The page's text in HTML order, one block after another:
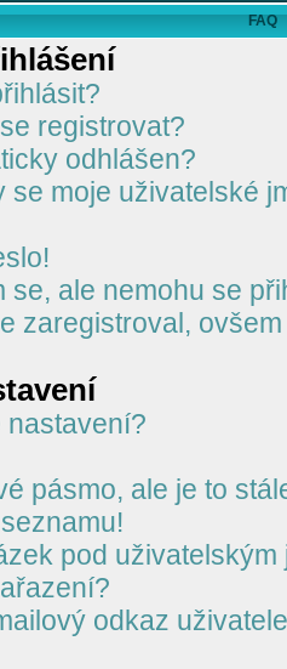
FAQ
registrovat?
odhlášen?
se moje uživatelské
se, ale nemohu se
zaregistroval,
nastavení?
pásmo, ale je to
pod uživatelským
odkaz